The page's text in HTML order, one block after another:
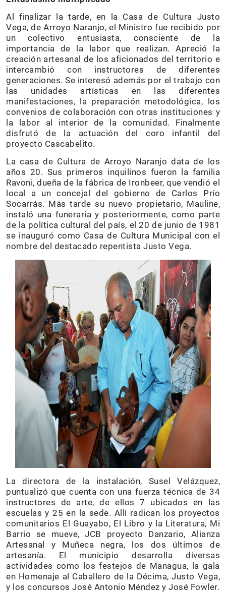
Al finalizar la tarde, en la Casa de Cultura Justo
Vega, de Arroyo Naranjo, el Ministro fue recibido por
un colectivo entusiasta, consciente de la
importancia de la labor que realizan. Apreció la
creación artesanal de los aficionados del territorio e
intercambió con instructores de diferentes
generaciones. Se interesó además por el trabajo con
las unidades artísticas en las diferentes
manifestaciones, la preparación metodológica, los
convenios de colaboración con otras instituciones y
la labor al interior de la comunidad. Finalmente
disfrutó de la actuación del coro infantil del
proyecto Cascabelito.
La casa de Cultura de Arroyo Naranjo data de los
años 20. Sus primeros inquilinos fueron la familia
Ravoni, dueña de la fábrica de Ironbeer, que vendió el
local a un concejal del gobierno de Carlos Prío
Socarrás. Más tarde su nuevo propietario, Mauline,
instaló una funeraria y posteriormente, como parte
de la política cultural del país, el 20 de junio de 1981
se inauguró como Casa de Cultura Municipal con el
nombre del destacado repentista Justo Vega.
La directora de la instalación, Susel Velázquez,
puntualizó que cuenta con una fuerza técnica de 34
instructores de arte, de ellos 7 ubicados en las
escuelas y 25 en la sede. Allí radican los proyectos
comunitarios El Guayabo, El Libro y la Literatura, Mi
Barrio se mueve, JCB proyecto Danzario, Alianza
Artesanal y Muñeca negra, los dos últimos de
artesanía. El municipio desarrolla diversas
actividades como los festejos de Managua, la gala
en Homenaje al Caballero de la Décima, Justo Vega,
y los concursos José Antonio Méndez y José Fowler.